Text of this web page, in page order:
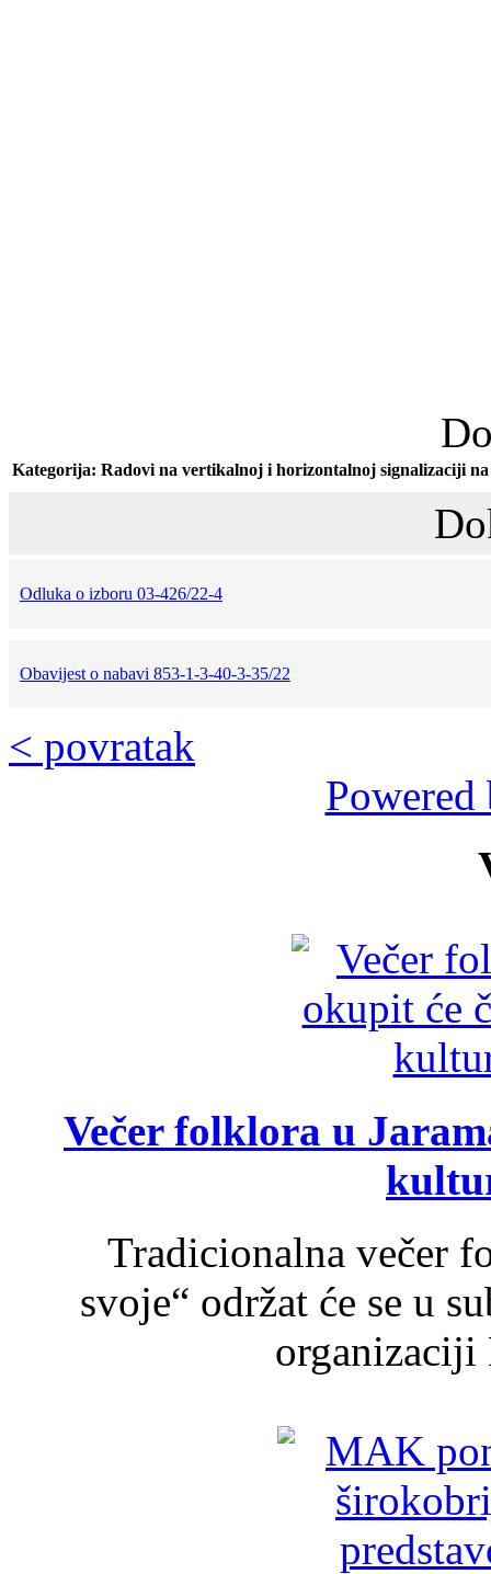
Kategorija: Radovi na vertikalnoj i horizontalnoj signalizaciji
Odluka o izboru 03-426/22-4
Obavijest o nabavi 853-1-3-40-3-35/22
< povratak
Večer folklora u
Tradicionalna večer
svoje“ održat će se u
organizaciji